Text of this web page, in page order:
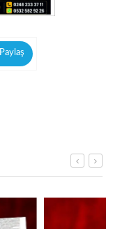
Paylaş